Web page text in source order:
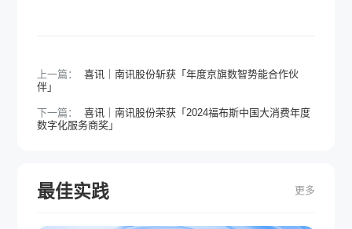
上一篇：
喜讯｜南讯股份斩获「年度京旗数智势能合作伙
伴」
下一篇：
喜讯｜南讯股份荣获「2024福布斯中国大消费年度
数字化服务商奖」
最佳实践 更多